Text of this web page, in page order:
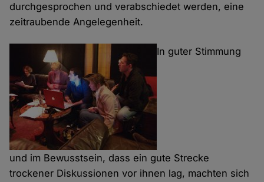
durchgesprochen und verabschiedet werden, eine
zeitraubende Angelegenheit.
In guter Stimmung
und im Bewusstsein, dass ein gute Strecke
trockener Diskussionen vor ihnen lag, machten sich